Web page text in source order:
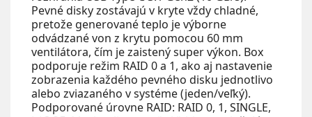
Pevné disky zostávajú v kryte vždy chladné,
pretože generované teplo je výborne
odvádzané von z krytu pomocou 60 mm
ventilátora, čím je zaistený super výkon. Box
podporuje režim RAID 0 a 1, ako aj nastavenie
zobrazenia každého pevného disku jednotlivo
alebo zviazaného v systéme (jeden/veľký).
Podporované úrovne RAID: RAID 0, 1, SINGLE,